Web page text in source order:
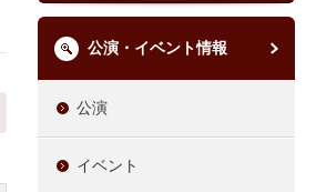
公演・イベント情報
公演
イベント